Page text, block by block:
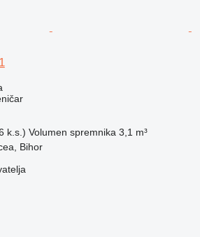
k.s.) Volumen spremnika 3,1 m³
Bihor